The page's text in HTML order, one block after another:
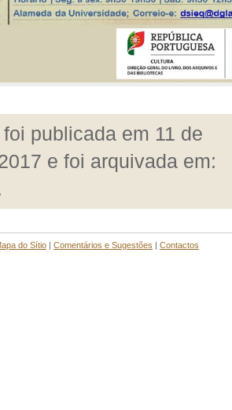
publicada em 11 de
e foi arquivada em:
do Sítio | Comentários e Sugestões | Contactos